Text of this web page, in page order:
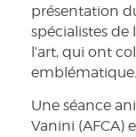
présentation
spécialistes de
l’art, qui ont
emblématique.
Une séance
Vanini (AFCA)